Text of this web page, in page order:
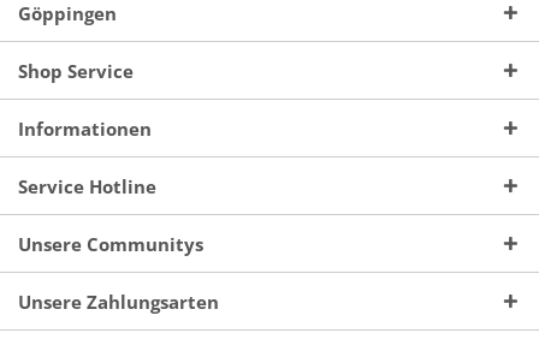
Göppingen
Shop Service
Informationen
Service Hotline
Unsere Communitys
Unsere Zahlungsarten